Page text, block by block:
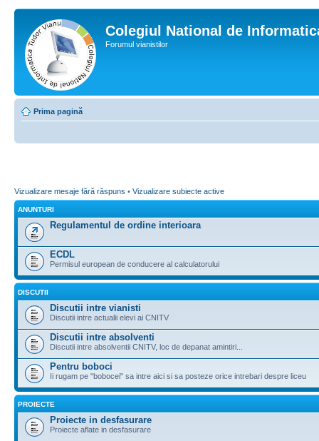
Colegiul National de
Forumul vianistilor
Prima pagină
Vizualizare mesaje fără răspuns • Vizualizare subiecte active
ANUNTURI
Regulamentul de ordine interioara
ECDL
Permisul european de conducere al calculatorului
DISCUTII
Discutii intre vianisti
Discutii intre actualii elevi ai CNITV
Discutii intre absolventi
Discutii intre absolventii CNITV, loc de depanat amintiri...
Pentru boboci
Ii rugam pe "bobocei" sa intre aici si sa posteze orice intrebari despre liceu
PROIECTE
Proiecte in desfasurare
Proiecte aflate in desfasurare